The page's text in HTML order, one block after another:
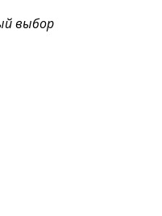
выбор